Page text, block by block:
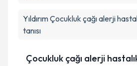
YıldırımÇocukluk çağı alerji
tanısı
Çocukluk çağı alerji